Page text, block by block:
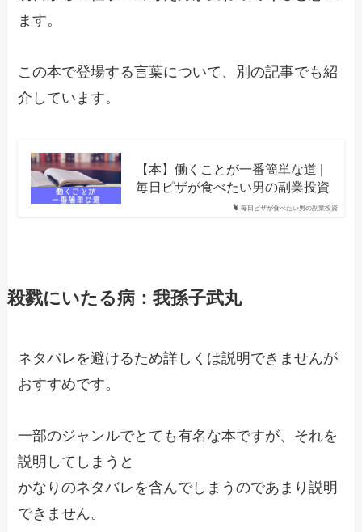
ます。
この本で登場する言葉について、別の記事でも紹
介しています。
毎日ピザが食べたい男の副業投資
【本】働くことが一番簡単な道 |
毎日ピザが食べたい男の副業投資
殺戮にいたる病：我孫子武丸
ネタバレを避けるため詳しくは説明できませんが
おすすめです。
一部のジャンルでとても有名な本ですが、それを
説明してしまうと
かなりのネタバレを含んでしまうのであまり説明
できません。